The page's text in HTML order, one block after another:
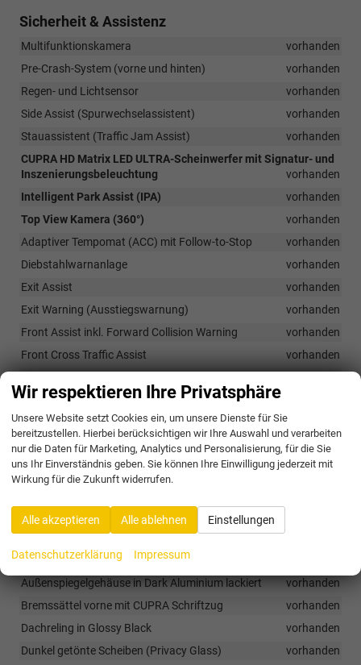
Sicherheit & Assistenz
Multifunktionskamera
vorhanden
Pre-Crash-System (vorne und hinten)
vorhanden
Regen- und Lichtsensor
vorhanden
Side Assist (Spurwechselassistent)
vorhanden
Stauassistent (Traffic Jam Assist)
vorhanden
CUPRA HD Matrix LED ULTRA-Scheinwerfer mit Signatur- und
Inszenierungsbeleuchtung
vorhanden
Intelligent Park Assist (IPA)
vorhanden
Top View Kamera (360°)
vorhanden
Adaptiver Tempomat (ACC) mit Follow-to-Stop
vorhanden
Diebstahlwarnanlage
vorhanden
Exit Assist
vorhanden
Exit Warning (Ausstiegswarnung)
vorhanden
Front Assist inkl. Forward Collision Warning
vorhanden
Front Cross Traffic Assist
vorhanden
Lane Assist Plus
vorhanden
Außen
Elektrische Heckklappe mit Virtual Pedal (sensorgesteuert)
VZ5 Sportstoßfänger
(Beifahrerseite) inkl. Welcome Light
Außenspiegelgehäuse in Dark Aluminium lackiert
vorhanden
Bremssättel vorne mit CUPRA Schriftzug
vorhanden
Dachreling in Glossy Black
vorhanden
Dunkel getönte Scheiben (Privacy Glass)
vorhanden
Wir respektieren Ihre Privatsphäre
Unsere Website setzt Cookies ein, um unsere Dienste für Sie
bereitzustellen. Hierbei berücksichtigen wir Ihre Auswahl und verarbeiten
nur die Daten für Marketing, Analytics und Personalisierung, für die Sie
uns Ihr Einverständnis geben. Sie können Ihre Einwilligung jederzeit mit
Wirkung für die Zukunft widerrufen.
Alle akzeptieren Alle ablehnen Einstellungen
Datenschutzerklärung Impressum